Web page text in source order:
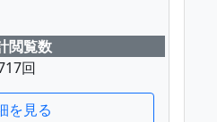
閲覧数
回
を見る